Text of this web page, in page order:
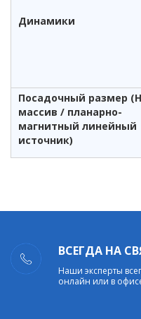
Динамики
Посадочный размер
массив / планарно-
магнитный линейный
источник)
ВСЕГДА НА
Наши эксперты
онлайн или в